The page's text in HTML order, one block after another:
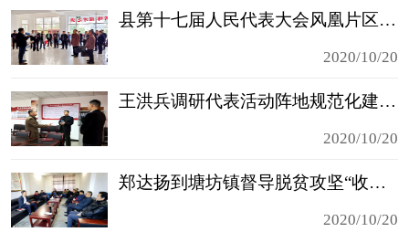
县第十七届人民代表大会风凰片区代表联席会召开
2020/10/20
王洪兵调研代表活动阵地规范化建设工作
2020/10/20
郑达扬到塘坊镇督导脱贫攻坚“收官大决战”工作
2020/10/20